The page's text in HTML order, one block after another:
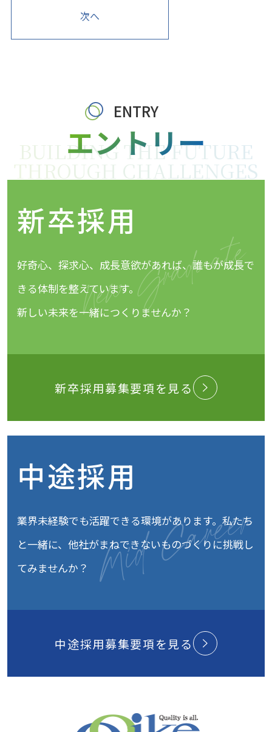
次へ
ENTRY
エントリー
新卒採用
好奇心、探求心、成長意欲があれば、誰もが成長で
きる体制を整えています。
新しい未来を一緒につくりませんか？
新卒採用募集要項を見る
中途採用
業界未経験でも活躍できる環境があります。私たち
と一緒に、他社がまねできないものづくりに挑戦し
てみませんか？
中途採用募集要項を見る